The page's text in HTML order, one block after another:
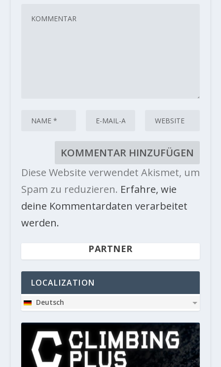
Diese Website verwendet Akismet, um
Spam zu reduzieren. Erfahre, wie
deine Kommentardaten verarbeitet
werden.
PARTNER
LOCALIZATION
Deutsch